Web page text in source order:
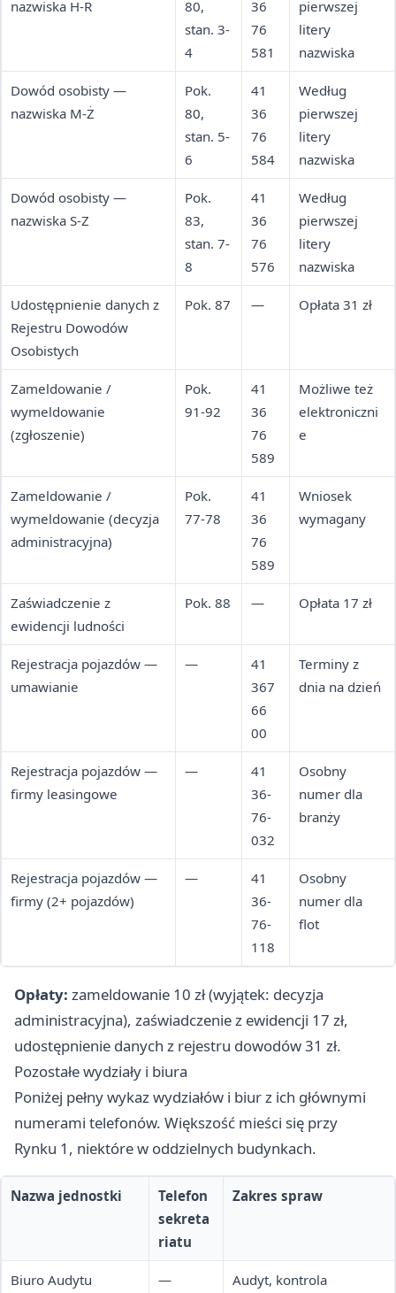
nazwiska H-R
80,
stan. 3-
4
36
76
581
pierwszej
litery
nazwiska
Dowód osobisty —
nazwiska M-Ż
Pok.
80,
stan. 5-
6
41
36
76
584
Według
pierwszej
litery
nazwiska
Dowód osobisty —
nazwiska S-Z
Pok.
83,
stan. 7-
8
41
36
76
576
Według
pierwszej
litery
nazwiska
Udostępnienie danych z
Rejestru Dowodów
Osobistych
Pok. 87 — Opłata 31 zł
Zameldowanie /
wymeldowanie
(zgłoszenie)
Pok.
91-92
41
36
76
589
Możliwe też
elektroniczni
e
Zameldowanie /
wymeldowanie (decyzja
administracyjna)
Pok.
77-78
41
36
76
589
Wniosek
wymagany
Zaświadczenie z
ewidencji ludności
Pok. 88 — Opłata 17 zł
Rejestracja pojazdów —
umawianie
—
41
367
66
00
Terminy z
dnia na dzień
Rejestracja pojazdów —
firmy leasingowe
—
41
36-
76-
032
Osobny
numer dla
branży
Rejestracja pojazdów —
firmy (2+ pojazdów)
—
41
36-
76-
118
Osobny
numer dla
flot
Opłaty: zameldowanie 10 zł (wyjątek: decyzja
administracyjna), zaświadczenie z ewidencji 17 zł,
udostępnienie danych z rejestru dowodów 31 zł.
Pozostałe wydziały i biura
Poniżej pełny wykaz wydziałów i biur z ich głównymi
numerami telefonów. Większość mieści się przy
Rynku 1, niektóre w oddzielnych budynkach.
Nazwa jednostki
Telefon
sekreta
riatu
Zakres spraw
Biuro Audytu
—
Audyt, kontrola